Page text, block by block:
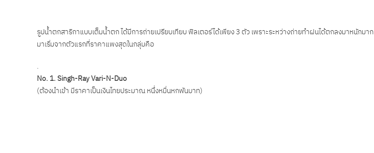
รูปน้ำตกสาริกาแบบเต็มน้ำตก ได้มีการถ่ายเปรียบเทียบ ฟิลเตอร์ได้เพียง 3 ตัว เพราะระหว่างถ่ายทำฝนได้ตกลงมาหนักมาก
มาเริ่มจากตัวแรกที่ราคาแพงสุดในกลุ่มคือ
.
No. 1.Singh-Ray Vari-N-Duo
(ต้องนำเข้า มีราคาเป็นเงินไทยประมาณ หนึ่งหมื่นหกพันบาท)